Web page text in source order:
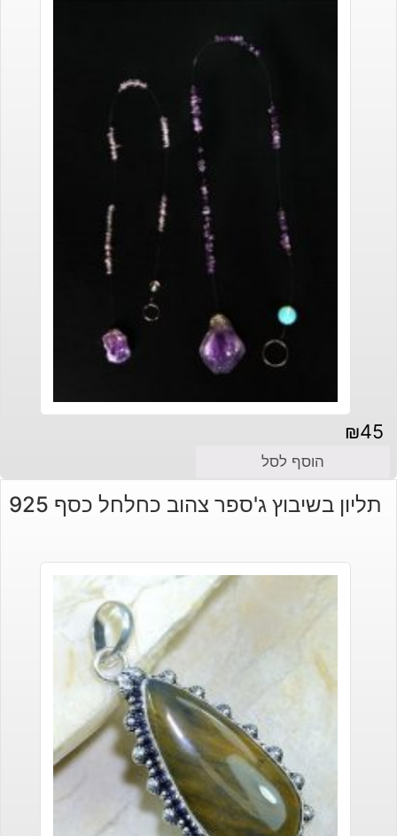
₪45
הוסף לסל
תליון בשיבוץ ג'ספר צהוב כחלחל כסף 925